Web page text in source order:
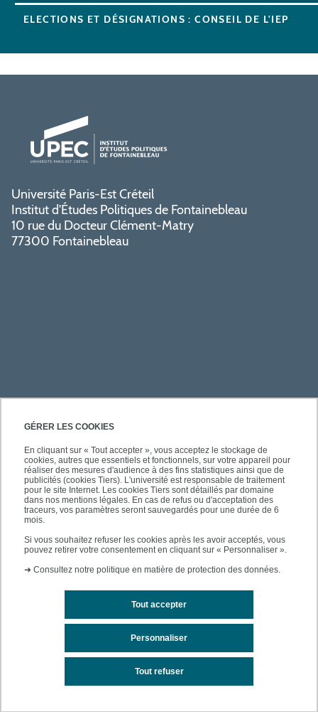
GÉRER LES COOKIES
En cliquant sur « Tout accepter », vous acceptez le stockage de
cookies, autres que essentiels et fonctionnels, sur votre appareil pour
réaliser des mesures d'audience à des fins statistiques ainsi que de
publicités (cookies Tiers). L'université est responsable de traitement
pour le site Internet. Les cookies Tiers sont détaillés par domaine
dans nos mentions légales. En cas de refus ou d'acceptation des
traceurs, vos paramètres seront sauvegardés pour une durée de 6
mois.
Si vous souhaitez refuser les cookies après les avoir acceptés, vous
pouvez retirer votre consentement en cliquant sur « Personnaliser ».
➜ Consultez notre politique en matière de protection des données.
Tout accepter
Tout refuser
Personnaliser
ELECTIONS ET DÉSIGNATIONS : CONSEIL DE L'IEP
Université Paris-Est Créteil
Institut d'Études Politiques de Fontainebleau
10 rue du Docteur Clément-Matry
77300 Fontainebleau
PRATIQUE
ACCÈS RAPIDES
SUIVEZ-NOUS
Mentions légales Contacts Plan du site